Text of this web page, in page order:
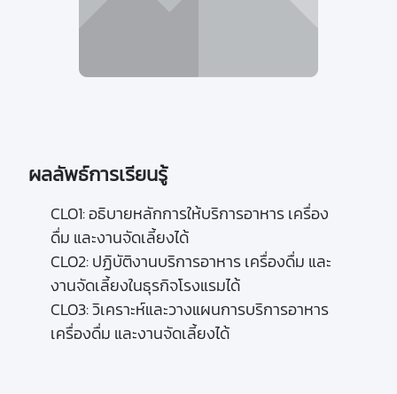
ผลลัพธ์การเรียนรู้
CLO1: อธิบายหลักการให้บริการอาหาร เครื่อง
ดื่ม และงานจัดเลี้ยงได้
CLO2: ปฏิบัติงานบริการอาหาร เครื่องดื่ม และ
งานจัดเลี้ยงในธุรกิจโรงแรมได้
CLO3: วิเคราะห์และวางแผนการบริการอาหาร
เครื่องดื่ม และงานจัดเลี้ยงได้